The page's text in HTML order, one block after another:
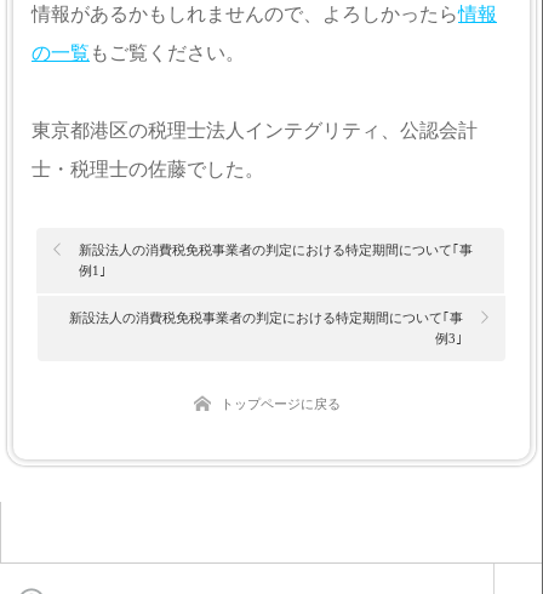
情報があるかもしれませんので、よろしかったら情報
の一覧 もご覧ください。
東京都港区の税理士法人インテグリティ、公認会計
士・税理士の佐藤でした。
新設法人の消費税免税事業者の判定における特定期間について｢事
例1｣
新設法人の消費税免税事業者の判定における特定期間について｢事
例3｣
トップページに戻る